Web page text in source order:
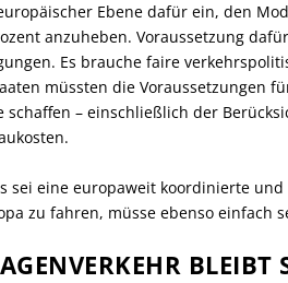
Ebene dafür ein, den
anzuheben. Voraussetzung
Es brauche faire
müssten die Voraussetzungen
schaffen – einschließlich der
sei eine europaweit koordinierte
zu fahren, müsse ebenso einfach
BLEIBT